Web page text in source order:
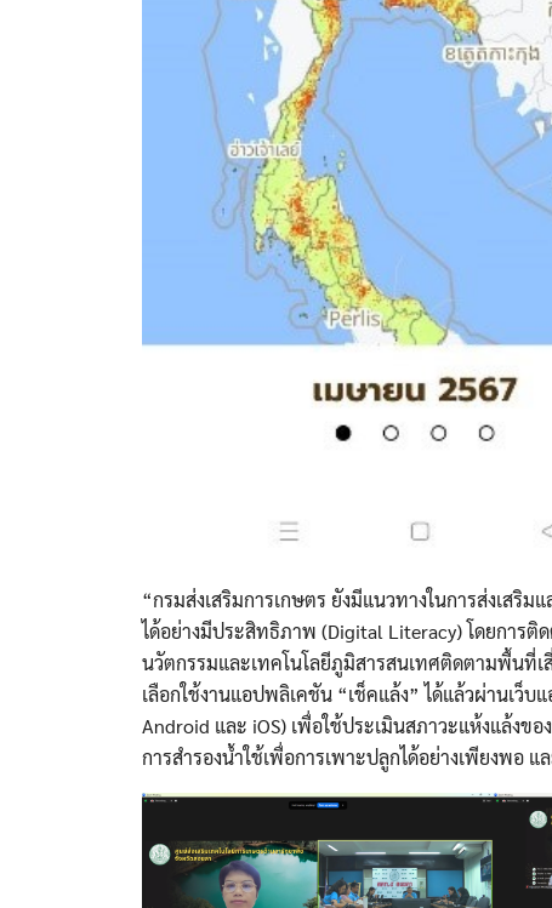
“กรมส่งเสริมการเกษตร ยังมีแนวทางในการส่งเสริ
ได้อย่างมีประสิทธิภาพ (Digital Literacy) โดยการ
นวัตกรรมและเทคโนโลยีภูมิสารสนเทศติดตามพื้นที่
เลือกใช้งานแอปพลิเคชัน “เช็คแล้ง” ได้แล้วผ่านเ
Android และ iOS) เพื่อใช้ประเมินสภาวะแห้งแล้งข
การสำรองน้ำใช้เพื่อการเพาะปลูกได้อย่างเพียงพอ